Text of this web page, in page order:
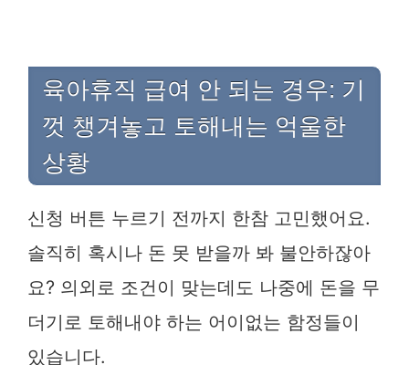
육아휴직 급여 안 되는 경우: 기
껏 챙겨놓고 토해내는 억울한
상황
신청 버튼 누르기 전까지 한참 고민했어요.
솔직히 혹시나 돈 못 받을까 봐 불안하잖아
요? 의외로 조건이 맞는데도 나중에 돈을 무
더기로 토해내야 하는 어이없는 함정들이
있습니다.